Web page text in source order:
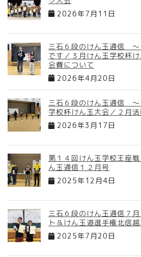
2026年7月11日
三石６段のけん玉通信
です／３月けん玉学校杯
会費について
2026年4月20日
三石６段のけん玉通信
学校杯けん玉大会／２月
2026年3月17日
第１４回けん玉学校王
ん玉通信１２月号
2025年12月4日
三石６段のけん玉通信
ト＆けん玉道選手権北信
2025年7月20日